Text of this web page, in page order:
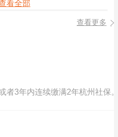
看全部
查看更多
者3年内连续缴满2年杭州社保